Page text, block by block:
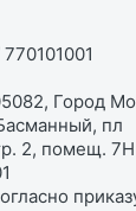
Город
пл
2, помещ. 7Н